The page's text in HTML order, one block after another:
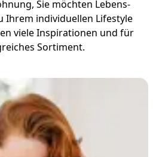
Sie möchten Lebens-
Ihrem individuellen Lifestyle
viele Inspirationen und für
Sortiment.